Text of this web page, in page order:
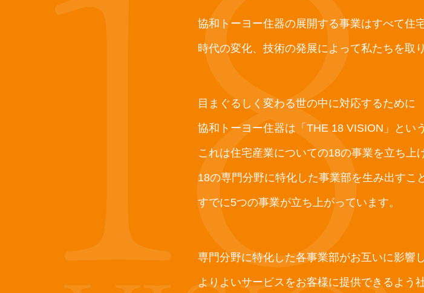
協和トーヨー住器の展開する事業はすべて住
時代の変化、技術の発展によって私たちを取
目まぐるしく変わる世の中に対応するために
協和トーヨー住器は「THE 18 VISION」とい
これは住宅産業についての18の事業を立ち上
18の専門分野に特化した事業部を生み出すこ
すでに5つの事業が立ち上がっています。
専門分野に特化した各事業部がお互いに影響
よりよいサービスをお客様に提供できるよう